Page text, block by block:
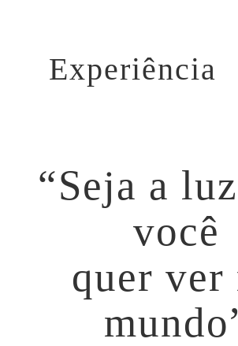
Experiência
“Seja a
você
quer ver